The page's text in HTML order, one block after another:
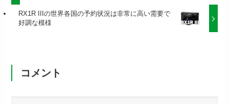
RX1R IIIの世界各国の予約状況は非常に高い需要で
好調な模様
コメント